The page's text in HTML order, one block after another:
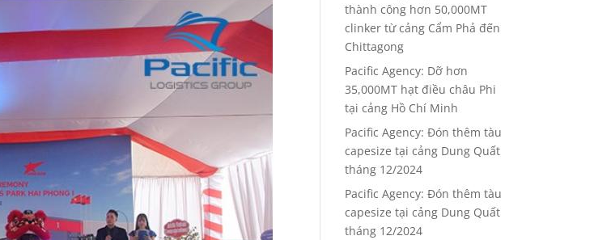
thành công hơn 50,000MT
clinker từ cảng Cẩm Phả đến
Chittagong
Pacific Agency: Dỡ hơn
35,000MT hạt điều châu Phi
tại cảng Hồ Chí Minh
Pacific Agency: Đón thêm tàu
capesize tại cảng Dung Quất
tháng 12/2024
Pacific Agency: Đón thêm tàu
capesize tại cảng Dung Quất
tháng 12/2024